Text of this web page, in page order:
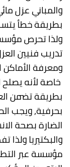
والمباني عزل
بطريقة خطأ
ولذا تحرص
تدريب فنيين
ومعرفة الأماكن
خاصة لأنه
بطريقة تضمن
بحرفية, ويجب
الضارة بصحة
والبكتيريا
مؤسسة عبر